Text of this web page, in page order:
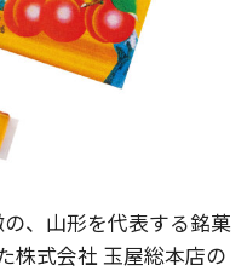
、山形を代表する銘菓
株式会社 玉屋総本店の